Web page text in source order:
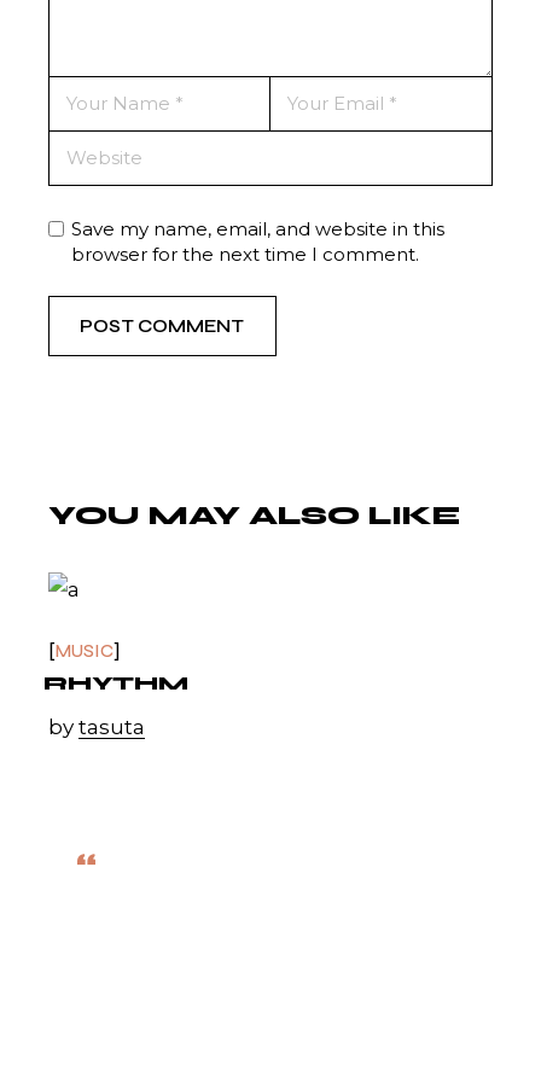
Save my name, email, and website in this
browser for the next time I comment.
POST COMMENT
YOU MAY ALSO LIKE
MUSIC
RHYTHM
bytasuta
“